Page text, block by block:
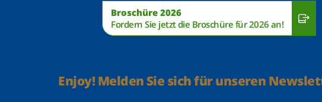
Broschüre 2026
Fordern Sie jetzt die Broschüre für 2026 an!
Enjoy! Melden Sie sich für unseren